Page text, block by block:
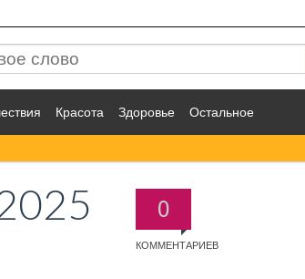
Красота Здоровье Остальное
0
КОММЕНТАРИЕВ